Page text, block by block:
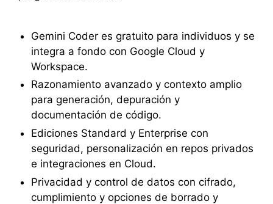
Gemini Coder es gratuito para individuos y se
integra a fondo con Google Cloud y
Workspace.
Razonamiento avanzado y contexto amplio
para generación, depuración y
documentación de código.
Ediciones Standard y Enterprise con
seguridad, personalización en repos privados
e integraciones en Cloud.
Privacidad y control de datos con cifrado,
cumplimiento y opciones de borrado y